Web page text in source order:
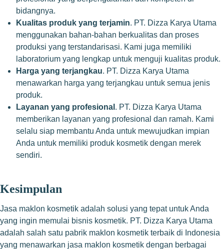
bidangnya.
Kualitas produk yang terjamin. PT. Dizza Karya Utama
menggunakan bahan-bahan berkualitas dan proses
produksi yang terstandarisasi. Kami juga memiliki
laboratorium yang lengkap untuk menguji kualitas produk.
Harga yang terjangkau. PT. Dizza Karya Utama
menawarkan harga yang terjangkau untuk semua jenis
produk.
Layanan yang profesional . PT. Dizza Karya Utama
memberikan layanan yang profesional dan ramah. Kami
selalu siap membantu Anda untuk mewujudkan impian
Anda untuk memiliki produk kosmetik dengan merek
sendiri.
Kesimpulan
Jasa maklon kosmetik adalah solusi yang tepat untuk Anda
yang ingin memulai bisnis kosmetik. PT. Dizza Karya Utama
adalah salah satu pabrik maklon kosmetik terbaik di Indonesia
yang menawarkan jasa maklon kosmetik dengan berbagai